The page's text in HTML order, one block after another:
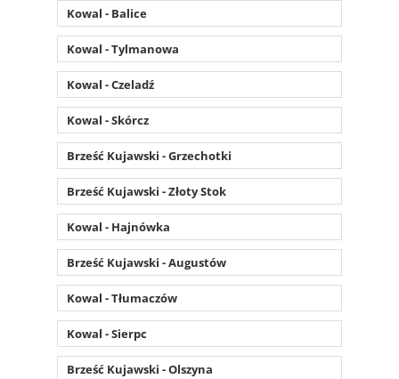
Kowal - Balice
Kowal - Tylmanowa
Kowal - Czeladź
Kowal - Skórcz
Brześć Kujawski - Grzechotki
Brześć Kujawski - Złoty Stok
Kowal - Hajnówka
Brześć Kujawski - Augustów
Kowal - Tłumaczów
Kowal - Sierpc
Brześć Kujawski - Olszyna